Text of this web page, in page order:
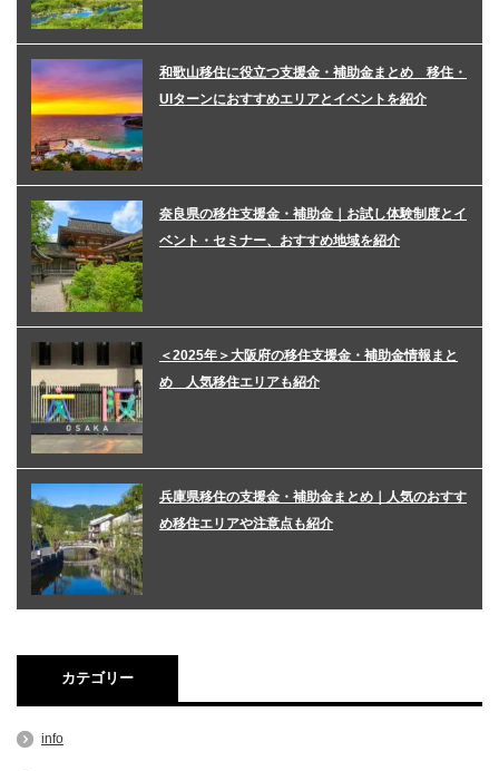
和歌山移住に役立つ支援金・補助金まとめ 移住・
UIターンにおすすめエリアとイベントを紹介
奈良県の移住支援金・補助金｜お試し体験制度とイ
ベント・セミナー、おすすめ地域を紹介
＜2025年＞大阪府の移住支援金・補助金情報まと
め 人気移住エリアも紹介
兵庫県移住の支援金・補助金まとめ｜人気のおすす
め移住エリアや注意点も紹介
カテゴリー
info